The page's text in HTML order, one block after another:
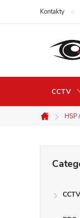
Kontakty
CCTV
Home
HSP
categories
CCTV